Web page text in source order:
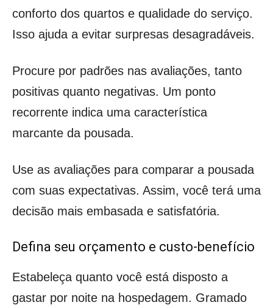
conforto dos quartos e qualidade do serviço.
Isso ajuda a evitar surpresas desagradáveis.
Procure por padrões nas avaliações, tanto
positivas quanto negativas. Um ponto
recorrente indica uma característica
marcante da pousada.
Use as avaliações para comparar a pousada
com suas expectativas. Assim, você terá uma
decisão mais embasada e satisfatória.
Defina seu orçamento e custo-benefício
Estabeleça quanto você está disposto a
gastar por noite na hospedagem. Gramado